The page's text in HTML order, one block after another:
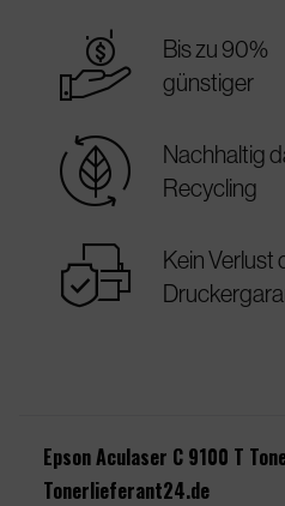
best_price
Bis zu 90%
günstiger
sustainable
Nachhaltig
Recycling
warranty
Kein Verlust
Epson Aculaser C 9100 T
Tonerlieferant24.de